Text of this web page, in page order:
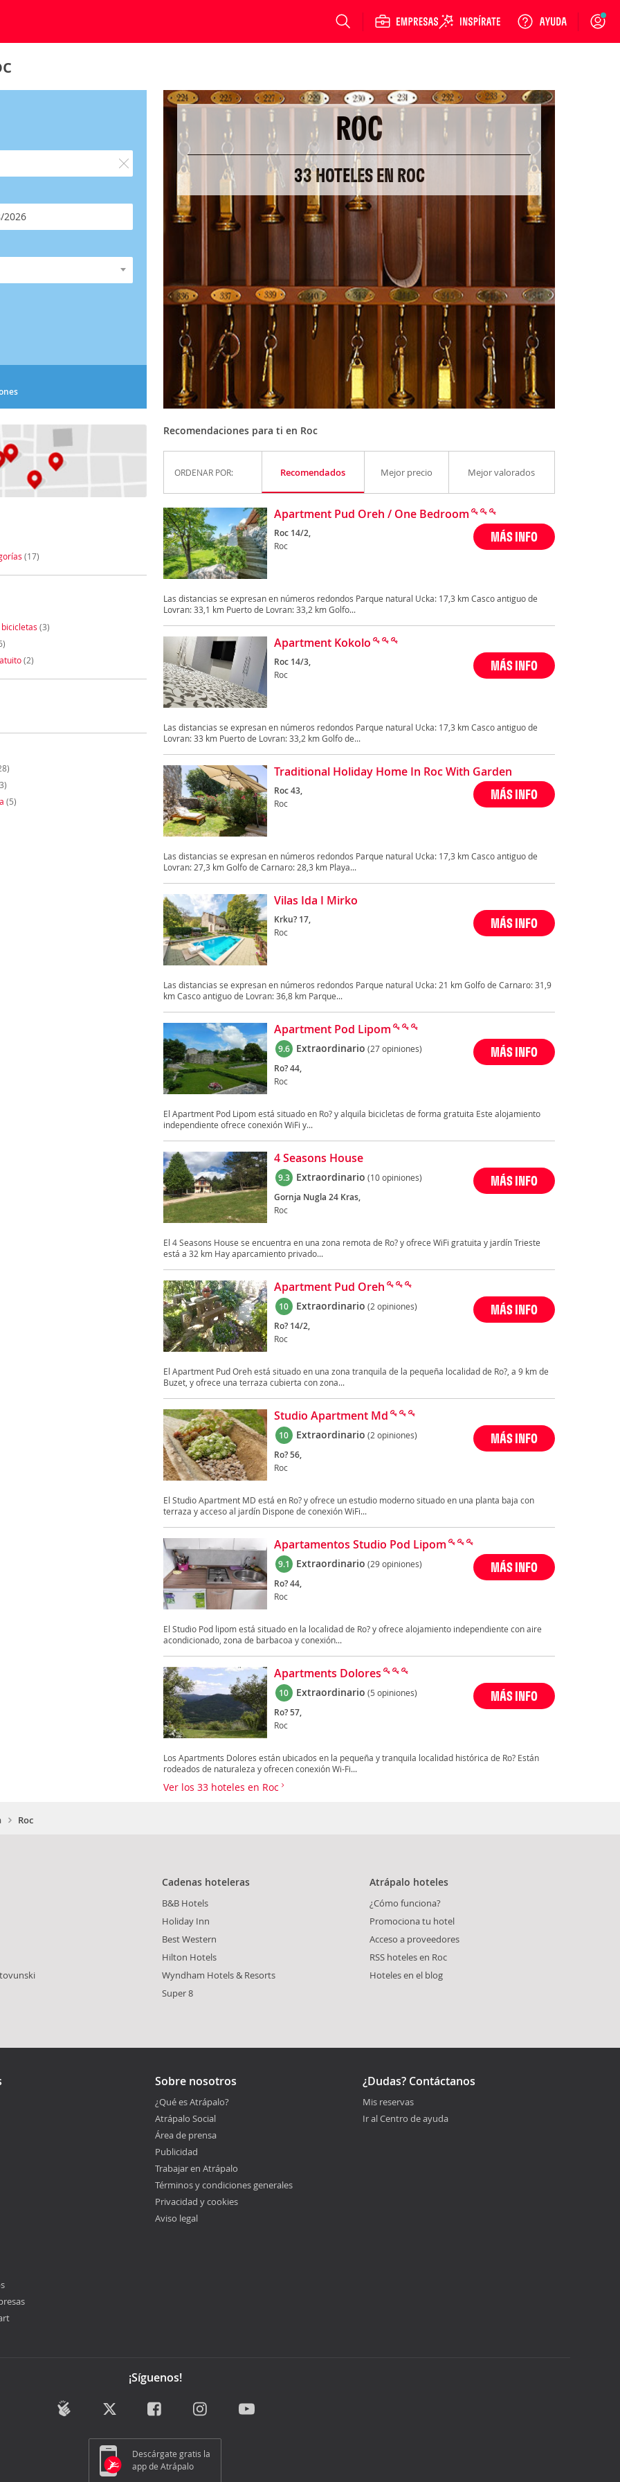
Login
(17)
(3)
(2)
(5)
ROC
33 HOTELES EN ROC
Recomendaciones para ti en Roc
ORDENAR POR: Recomendados Mejor precio Mejor valorados
Apartment Pud Oreh / One Bedroom
Roc 14/2,
Roc
MÁS INFO
Las distancias se expresan en números redondos Parque natural Ucka: 17,3 km Casco antiguo de
Lovran: 33,1 km Puerto de Lovran: 33,2 km Golfo...
Apartment Kokolo
Roc 14/3,
Roc
MÁS INFO
Las distancias se expresan en números redondos Parque natural Ucka: 17,3 km Casco antiguo de
Lovran: 33 km Puerto de Lovran: 33,2 km Golfo de...
Traditional Holiday Home In Roc With Garden
Roc 43,
Roc
MÁS INFO
Las distancias se expresan en números redondos Parque natural Ucka: 17,3 km Casco antiguo de
Lovran: 27,3 km Golfo de Carnaro: 28,3 km Playa...
Vilas Ida I Mirko
Krku? 17,
Roc
MÁS INFO
Las distancias se expresan en números redondos Parque natural Ucka: 21 km Golfo de Carnaro: 31,9
km Casco antiguo de Lovran: 36,8 km Parque...
Apartment Pod Lipom
9.6 Extraordinario (27 opiniones)
Ro? 44,
Roc
MÁS INFO
El Apartment Pod Lipom está situado en Ro? y alquila bicicletas de forma gratuita Este alojamiento
independiente ofrece conexión WiFi y...
4 Seasons House
9.3 Extraordinario (10 opiniones)
Gornja Nugla 24 Kras,
Roc
MÁS INFO
El 4 Seasons House se encuentra en una zona remota de Ro? y ofrece WiFi gratuita y jardín Trieste
está a 32 km Hay aparcamiento privado...
Apartment Pud Oreh
10 Extraordinario (2 opiniones)
Ro? 14/2,
Roc
MÁS INFO
El Apartment Pud Oreh está situado en una zona tranquila de la pequeña localidad de Ro?, a 9 km de
Buzet, y ofrece una terraza cubierta con zona...
Studio Apartment Md
10 Extraordinario (2 opiniones)
Ro? 56,
Roc
MÁS INFO
El Studio Apartment MD está en Ro? y ofrece un estudio moderno situado en una planta baja con
terraza y acceso al jardín Dispone de conexión WiFi...
Apartamentos Studio Pod Lipom
9.1 Extraordinario (29 opiniones)
Ro? 44,
Roc
MÁS INFO
El Studio Pod lipom está situado en la localidad de Ro? y ofrece alojamiento independiente con aire
acondicionado, zona de barbacoa y conexión...
Apartments Dolores
10 Extraordinario (5 opiniones)
Ro? 57,
Roc
MÁS INFO
Los Apartments Dolores están ubicados en la pequeña y tranquila localidad histórica de Ro? Están
rodeados de naturaleza y ofrecen conexión Wi-Fi...
Ver los 33 hoteles en Roc
Roc
Cadenas hoteleras
B&B Hotels
Holiday Inn
Best Western
Hilton Hotels
Wyndham Hotels & Resorts
Super 8
Atrápalo hoteles
¿Cómo funciona?
Promociona tu hotel
Acceso a proveedores
RSS hoteles en Roc
Hoteles en el blog
Sobre nosotros
¿Qué es Atrápalo?
Atrápalo Social
Área de prensa
Publicidad
Trabajar en Atrápalo
Términos y condiciones generales
Privacidad y cookies
Aviso legal
¿Dudas? Contáctanos
Mis reservas
Ir al Centro de ayuda
¡Síguenos!
Descárgate gratis la
app de Atrápalo